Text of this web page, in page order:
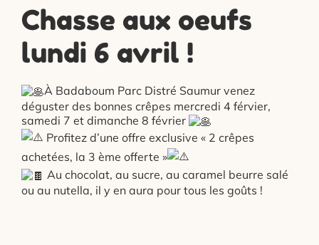
Chasse aux oeufs
lundi 6 avril !
À Badaboum Parc Distré Saumur venez
déguster des bonnes crêpes mercredi 4 férvier,
samedi 7 et dimanche 8 février
Profitez d’une offre exclusive « 2 crêpes
achetées, la 3 ème offerte »
Au chocolat, au sucre, au caramel beurre salé
ou au nutella, il y en aura pour tous les goûts !